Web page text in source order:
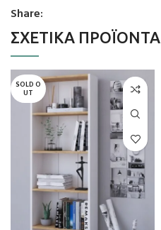
Share:
ΣΧΕΤΙΚΆ ΠΡΟΪΌΝΤΑ
SOLD O
UT